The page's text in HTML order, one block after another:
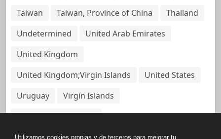
Taiwan
Taiwan, Province of China
Thailand
Undetermined
United Arab Emirates
United Kingdom
United Kingdom;Virgin Islands
United States
Uruguay
Virgin Islands
Virgin Islands, British
Utilizamos cookies propias y de terceros para mejorar tu